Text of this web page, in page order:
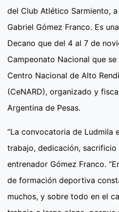
del Club Atlético Sarmiento,
Gabriel Gómez Franco. Es
Decano que del 4 al 7 de
Campeonato Nacional que
Centro Nacional de Alto
(CeNARD), organizado y
Argentina de Pesas.
“La convocatoria de Ludmila
trabajo, dedicación, sacrificio
entrenador Gómez Franco.
de formación deportiva
muchos, y sobre todo en el